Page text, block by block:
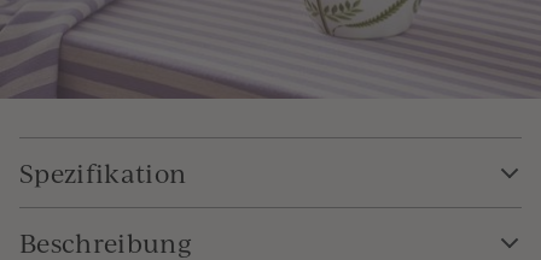
Spezifikation
Beschreibung